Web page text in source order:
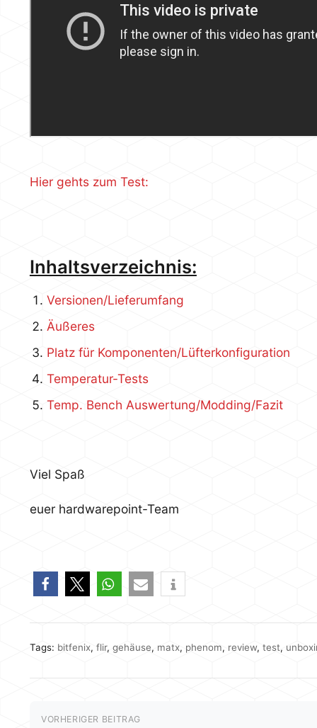
Hier gehts zum Test:
Inhaltsverzeichnis:
Versionen/Lieferumfang
Äußeres
Platz für Komponenten/Lüfterkonfiguration
Temperatur-Tests
Temp. Bench Auswertung/Modding/Fazit
Viel Spaß
euer hardwarepoint-Team
Tags: bitfenix, flir, gehäuse, matx, phenom, review, test,
VORHERIGER BEITRAG